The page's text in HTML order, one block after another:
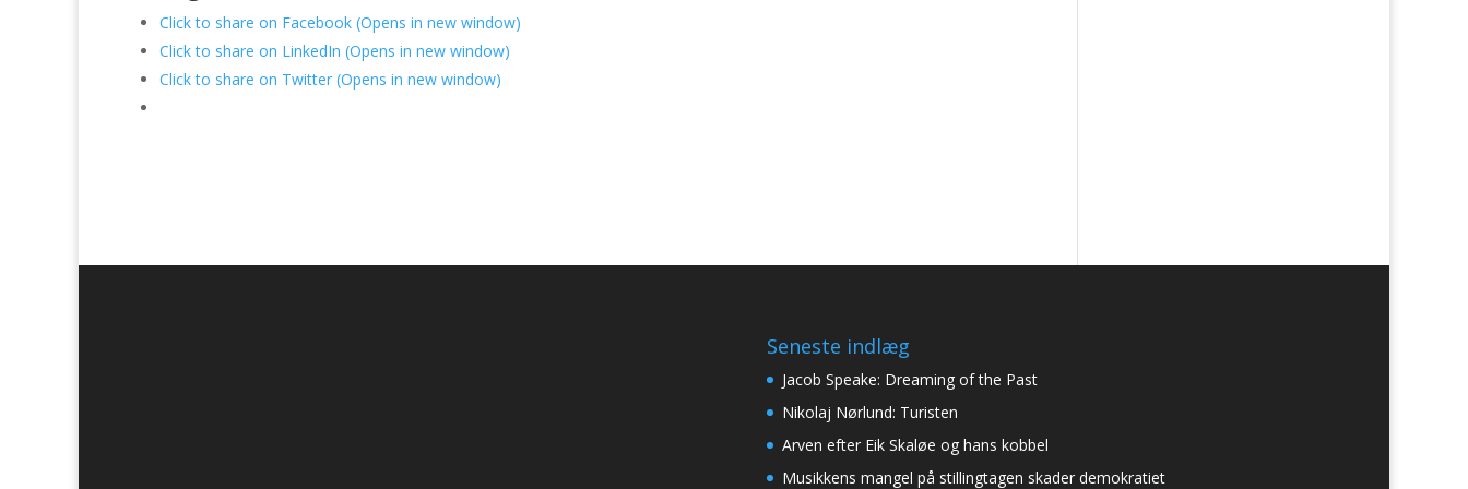
Click to share on Facebook (Opens in new window)
Click to share on LinkedIn (Opens in new window)
Click to share on Twitter (Opens in new window)
Seneste indlæg
Jacob Speake: Dreaming of the Past
Nikolaj Nørlund: Turisten
Arven efter Eik Skaløe og hans kobbel
Musikkens mangel på stillingtagen skader demokratiet